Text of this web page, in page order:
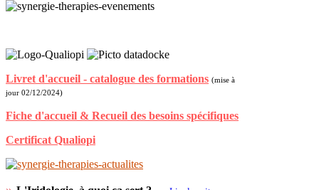
Livret d'accueil - catalogue des formations (mise à
jour 02/12/2024)
Fiche d'accueil & Recueil des besoins spécifiques
Certificat Qualiopi